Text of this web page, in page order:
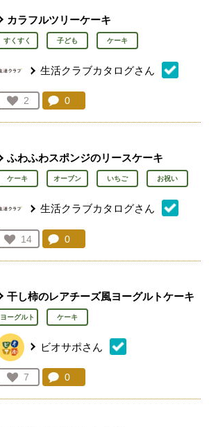
カラフルツリーケーキ
すくすく 子ども ケーキ
生活クラブカタログさん
お気に入り登録：
2
人が登録
コメント：
0
ふわふわスポンジのリースケーキ
ケーキ オーブン いちご お祝い
生活クラブカタログさん
お気に入り登録：
14
人が登録
コメント：
0
干し柿のレアチーズ風ヨーグルトケーキ
ヨーグルト ケーキ
ビオサポさん
お気に入り登録：
7
人が登録
コメント：
0